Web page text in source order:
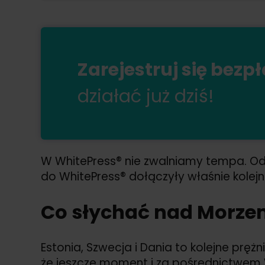
Zarejestruj się
działać już dziś!
W WhitePress® nie zwalniamy tempa.
do WhitePress® dołączyły właśnie
Co słychać nad
Estonia, Szwecja i Dania to kolejne